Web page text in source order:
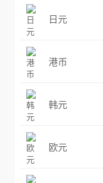
日元
港币
韩元
欧元